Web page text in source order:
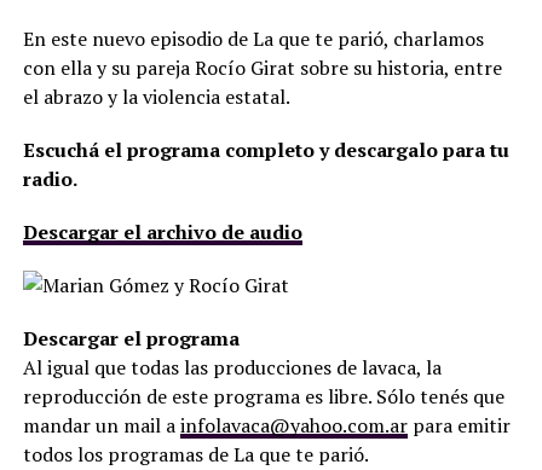
En este nuevo episodio de La que te parió, charlamos
con ella y su pareja Rocío Girat sobre su historia, entre
el abrazo y la violencia estatal.
Escuchá el programa completo y descargalo para tu
radio.
Descargar el archivo de audio
Descargar el programa
Al igual que todas las producciones de lavaca, la
reproducción de este programa es libre. Sólo tenés que
mandar un mail ainfolavaca@yahoo.com.arpara emitir
todos los programas de La que te parió.